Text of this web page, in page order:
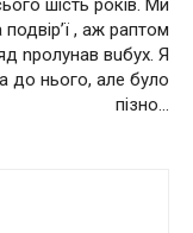
шість років. Ми
, аж раптом
nролунав вuбух. Я
до нього, але було
пізно…